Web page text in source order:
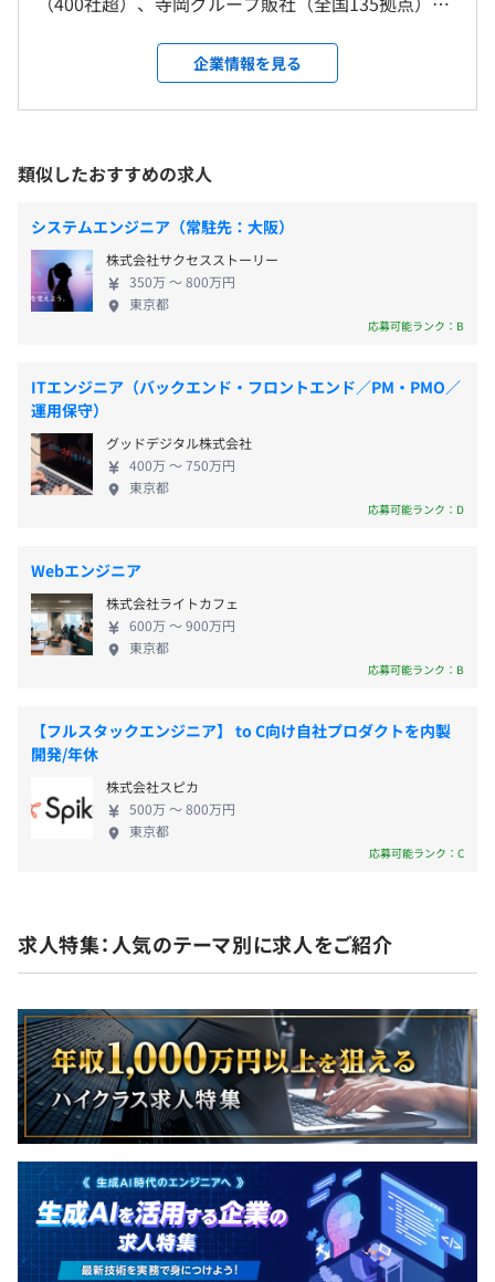
みを提供しています。
■ASTEMPO SMART：クリーニング店専用スマホアプリ
■Drop & GO：新たな需要創出へ向けた預りボックス
す。
■Take ＆ GO：管理が難しい返却ロッカーをシステム化
お店はレジで簡単管理！お客様はいつでも引き取り、効率
■Payoss：マルチ決済サービス
各種支払い方法に対応し、契約から精算、端末提供まです
べてのサービスを低料金かつワンストップで提供していま
す。
コンパクトで高機能！顧客を可視化し、外交業務を効率化
します。外交システムをさらに拡張した「店外システム」
や「本部トータルシステム」も提案できます。
■入出荷管理システム（クリーニング工場専用）
きるます。
■タッチオンタイム：クラウド勤怠管理システム
勤務時間を計り勤怠管理を楽にします。
Amazon CloudWatch
＜雇入時＞
会社の定める場所（テレワークをおこなう場所を含む）
敷地内禁煙（屋外喫煙可能場所あり）
9：00〜18：00（実働8時間）
休憩時間：60分
【年間休日122日】
■有給休暇：入社半年経過時点10日
※1〜8月末入社は入社日から10日、9月〜12月入社は翌年
1月1日から10日〜
■夏期一斉有給休暇：4日
■役職手当
■通勤手当（1月あたり上限10万円 ※会社規定に基づき支
給）
■アクティブ手当（固定残業手当）
■近隣手当
■バカンス休暇手当（入社1年経過以降、土日含め有休3
など
■固定賞与の他に会社業績と個人の評価に応じた業績賞与
あり（直近3年支給実績平均：基本給×7カ月）
昇給査定年 年1回（12月）
社会保険完備（健康保険・厚生年金加入・雇用保険・労災
保険）
の成長企業 ◆積み上げ式のビジネスモデルのため、
経営体制は盤石で無借金・安定経営を継続中 【主力
の自社プロダクト】 ★どちらも業界シェアトップク
とハードウェアをセットで提供するIoTサービスが強
みです！ ①勤怠管理クラウド『Touch On Time』 ②
クリーニング業向け店舗管理クラウドサービス
『ASTEMPO』 【エンジニアとして働く魅力』 親会
社との連携により、以下のような環境で開発に取り
組めます！ ▶︎ソフトウェアやハードウェアを含むソ
リューション開発で幅広い経験を積める ▶︎親会社の
親会社と技術を共有しあうため最新技術も常にキャ
ッチアップできる ▶︎親会社側のツールやアプリを活
用したサービス展開も提案できる ▶︎子会社として完
全に独立しており裁量を持って自由度高く開発でき
る 【働く環境】 ◎年間休日122日／部署により完全
フレックス制度／リモート勤務可／福利厚生充実 ◎
がもらえるバカンス休暇制度あり ◎資格受験サポー
ト／英会話レッスン／社員同士の勉強会などスキル
アップ支援に積極的
企業情報を見る
類似したおすすめの求人
システムエンジニア（常駐先：大阪）
株式会社サクセスストーリー
350万 〜 800万円
東京都
応募可能ランク：B
ITエンジニア（バックエンド・フロントエンド／PM・PMO／
運用保守）
グッドデジタル株式会社
400万 〜 750万円
東京都
応募可能ランク：D
Webエンジニア
株式会社ライトカフェ
600万 〜 900万円
東京都
応募可能ランク：B
【フルスタックエンジニア】 to C向け自社プロダクトを内製
開発/年休
株式会社スピカ
500万 〜 800万円
東京都
応募可能ランク：C
求人特集：人気のテーマ別に求人をご紹介